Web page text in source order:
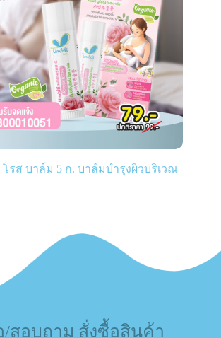
รส บาล์ม 5 ก. บาล์มบำรุงผิวบริเวณ
/สอบถาม สั่งซื้อสินค้า